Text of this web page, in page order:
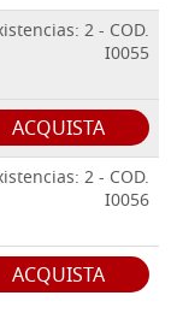
2 - COD.
I0055
ACQUISTA
2 - COD.
I0056
ACQUISTA